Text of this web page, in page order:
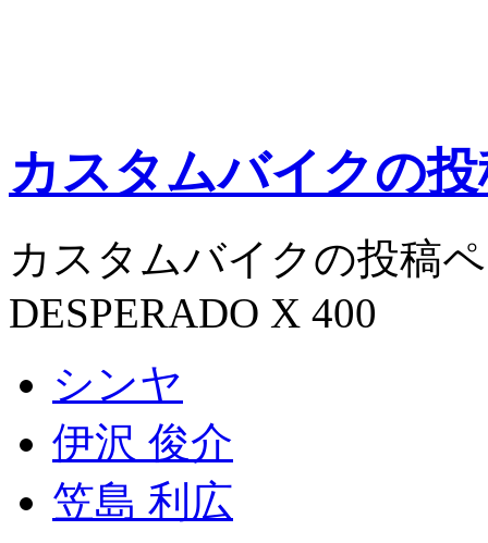
カスタムバイクの
カスタムバイクの投稿
DESPERADO X 400
シンヤ
伊沢 俊介
笠島 利広